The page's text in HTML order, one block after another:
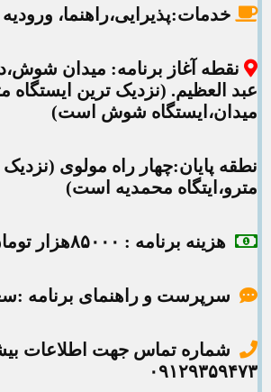
خدمات:پذیرایی،راهنما، ورودیه
نقطه آغاز برنامه: میدان
عبد العظیم. (نزدیک ترین ایستگاه
میدان،ایستگاه شوش است)
نطقه پایان:چهار راه مولوی (نزدیک
مترو،ایتگاه محمدیه است)
هزینه برنامه : ۸۵۰۰۰هزار تومان
سرپرست و راهنمای برنامه
شماره تماس جهت اطلاعات
۰۹۱۲۹۳۵۹۴۷۳